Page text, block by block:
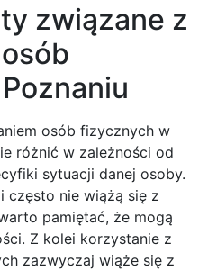
związane z
osób fizycznych w
różnić w zależności od
sytuacji danej osoby.
często nie wiążą się z
pamiętać, że mogą
Z kolei korzystanie z
zazwyczaj wiąże się z